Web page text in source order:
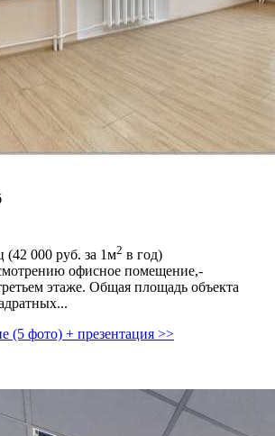
(42 000 руб. за 1м2 в год)
офисное помещение,­
этаже. Общая площадь объекта
(5 фото) + презентация >>